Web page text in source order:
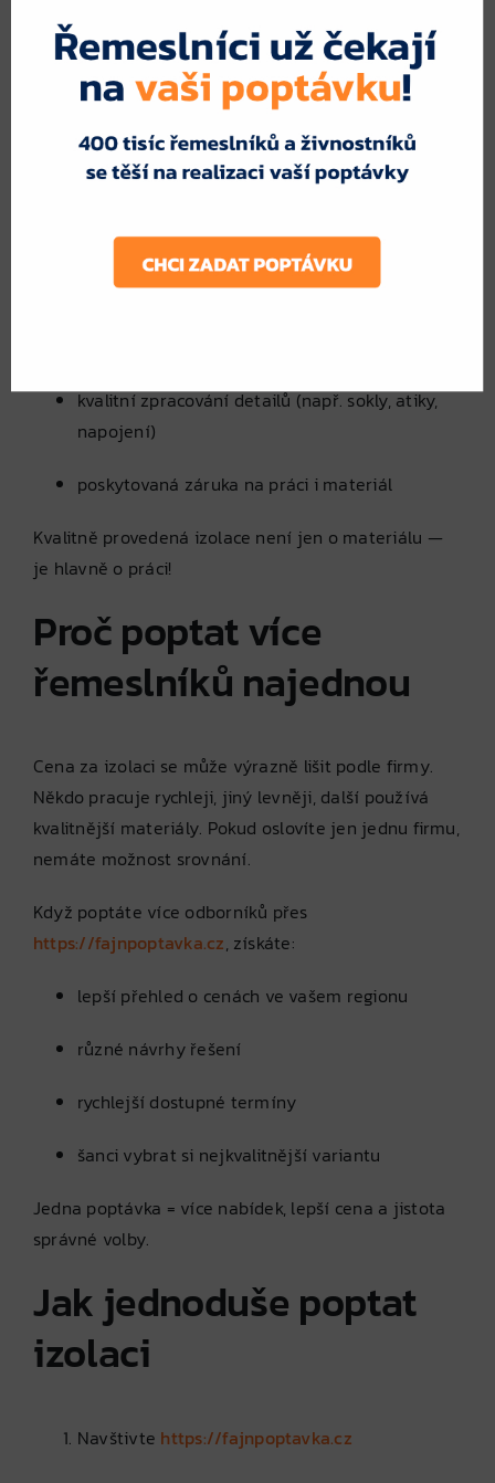
být i tisíce korun.
Na co si dát pozor při
výběru firmy
reference a zkušenosti
správný návrh tloušťky a typu izolace
kvalitní zpracování detailů (např. sokly, atiky,
napojení)
poskytovaná záruka na práci i materiál
Kvalitně provedená izolace není jen o materiálu —
je hlavně o práci!
Proč poptat více
řemeslníků najednou
Cena za izolaci se může výrazně lišit podle firmy.
Někdo pracuje rychleji, jiný levněji, další používá
kvalitnější materiály. Pokud oslovíte jen jednu firmu,
nemáte možnost srovnání.
Když poptáte více odborníků přes
https://fajnpoptavka.cz, získáte:
lepší přehled o cenách ve vašem regionu
různé návrhy řešení
rychlejší dostupné termíny
šanci vybrat si nejkvalitnější variantu
Jedna poptávka = více nabídek, lepší cena a jistota
správné volby.
Jak jednoduše poptat
izolaci
Navštivte https://fajnpoptavka.cz